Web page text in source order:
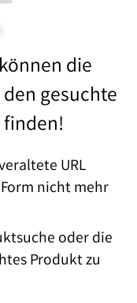
die
gesuchte
URL
nicht mehr
oder die
Produkt zu